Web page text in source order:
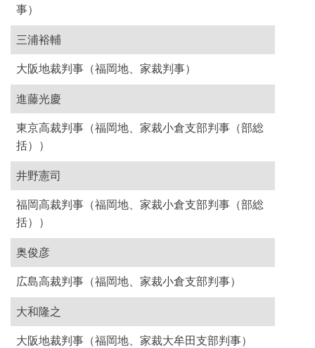
事）
三浦裕輔
大阪地裁判事（福岡地、家裁判事）
進藤光慶
東京高裁判事（福岡地、家裁小倉支部判事（部総
括））
井野憲司
福岡高裁判事（福岡地、家裁小倉支部判事（部総
括））
奥俊彦
広島高裁判事（福岡地、家裁小倉支部判事）
大和隆之
大阪地裁判事（福岡地、家裁大牟田支部判事）